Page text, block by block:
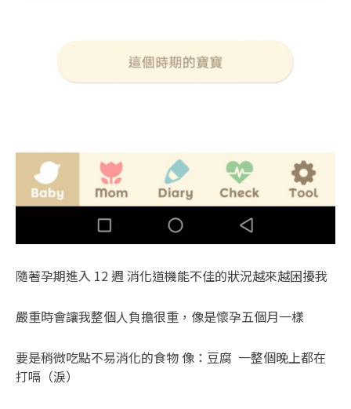
隨著孕期進入 12 週 消化道機能不佳的狀況越來越困擾我
嚴重時會讓我整個人負擔很重，像是懷孕五個月一樣
要是稍微吃點不易消化的食物 像：豆腐 一整個晚上都在
打嗝（淚）